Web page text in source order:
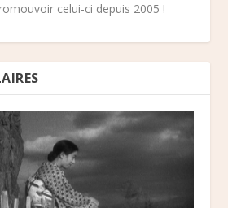
celui-ci depuis 2005 !